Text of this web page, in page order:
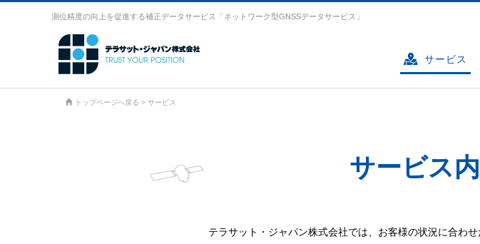
測位精度の向上を促進する補正データサービス「ネットワーク型GNSSデータサービス」
サービス
トップページへ戻る > サービス
サービス
テラサット・ジャパン株式会社では、お客様の状況に合わせ